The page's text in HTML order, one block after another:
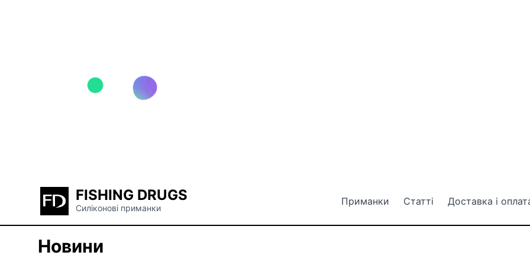
FISHING DRUGS
Силіконові приманки
Приманки Статті Доставка і
Новини